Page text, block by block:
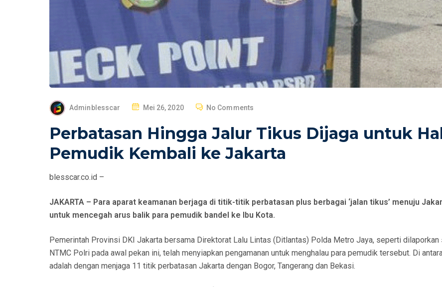
Adminblesscar
P
S
E
Mei 26, 2020 No Comments
Perbatasan Hingga Jalur Tikus Dijaga untuk
Pemudik Kembali ke Jakarta
blesscar.co.id –
JAKARTA – Para aparat keamanan berjaga di titik-titik perbatasan plus berbagai ‘jalan tikus’ menuju
untuk mencegah arus balik para pemudik bandel ke Ibu Kota.
Pemerintah Provinsi DKI Jakarta bersama Direktorat Lalu Lintas (Ditlantas) Polda Metro Jaya, seperti dilaporkan
NTMC Polri pada awal pekan ini, telah menyiapkan pengamanan untuk menghalau para pemudik tersebut. Di
adalah dengan menjaga 11 titik perbatasan Jakarta dengan Bogor, Tangerang dan Bekasi.